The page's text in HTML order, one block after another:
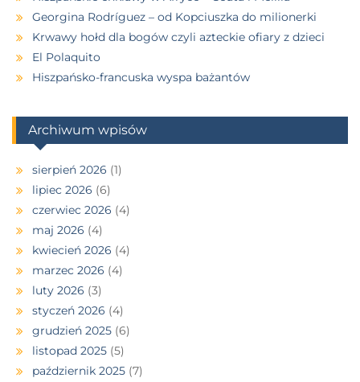
Georgina Rodríguez – od Kopciuszka do milionerki
Krwawy hołd dla bogów czyli azteckie ofiary z dzieci
El Polaquito
Hiszpańsko-francuska wyspa bażantów
Archiwum wpisów
sierpień 2026 (1)
lipiec 2026 (6)
czerwiec 2026 (4)
maj 2026 (4)
kwiecień 2026 (4)
marzec 2026 (4)
luty 2026 (3)
styczeń 2026 (4)
grudzień 2025 (6)
listopad 2025 (5)
październik 2025 (7)